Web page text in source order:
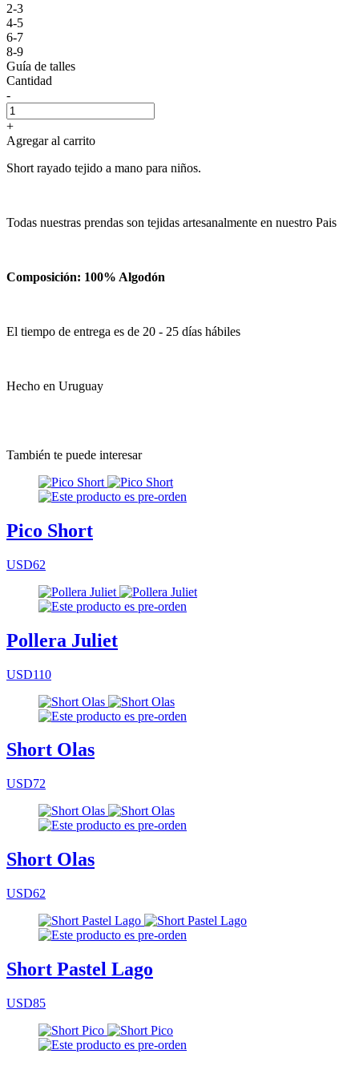
2-3
4-5
6-7
8-9
Guía de talles
Cantidad
-
+
Agregar al carrito
Short rayado tejido a mano para niños.
Todas nuestras prendas son tejidas artesanalmente en nuestro Pais
Composición: 100% Algodón
El tiempo de entrega es de 20 - 25 días hábiles
Hecho en Uruguay
También te puede interesar
Pico Short
USD62
Pollera Juliet
USD110
Short Olas
USD72
Short Olas
USD62
Short Pastel Lago
USD85